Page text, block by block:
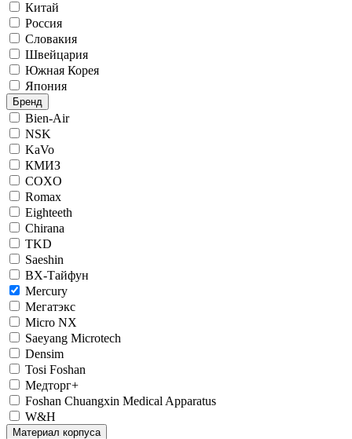
Китай
Россия
Словакия
Швейцария
Южная Корея
Япония
Бренд
Bien-Air
NSK
KaVo
КМИЗ
COXO
Romax
Eighteeth
Chirana
TKD
Saeshin
ВХ-Тайфун
Mercury
Мегатэкс
Micro NX
Saeyang Microtech
Densim
Tosi Foshan
Медторг+
Foshan Chuangxin Medical Apparatus
W&H
Материал корпуса